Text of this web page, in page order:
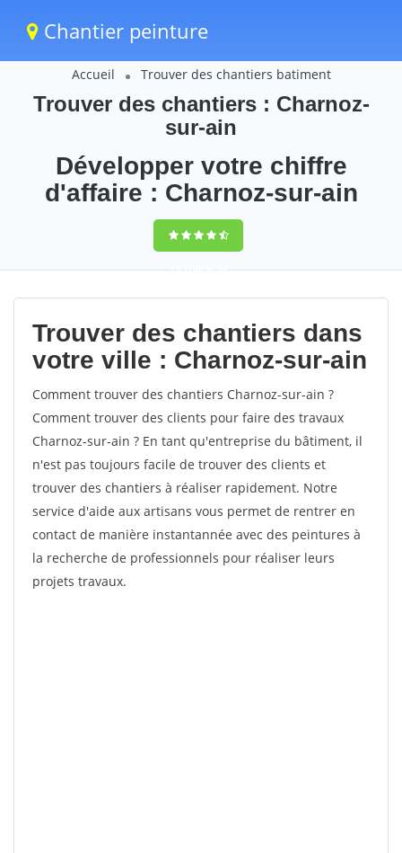
Chantier peinture
Accueil Trouver des chantiers batiment
Trouver des chantiers : Charnoz-
sur-ain
Développer votre chiffre
d'affaire : Charnoz-sur-ain
9,5(100%)66
votes
Trouver des chantiers dans
votre ville : Charnoz-sur-ain
Comment trouver des chantiers Charnoz-sur-ain ?
Comment trouver des clients pour faire des travaux
Charnoz-sur-ain ? En tant qu'entreprise du bâtiment, il
n'est pas toujours facile de trouver des clients et
trouver des chantiers à réaliser rapidement. Notre
service d'aide aux artisans vous permet de rentrer en
contact de manière instantannée avec des peintures à
la recherche de professionnels pour réaliser leurs
projets travaux.